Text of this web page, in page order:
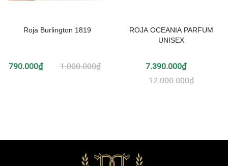
Roja Burlington 1819
790.000₫ 1.000.000₫
ROJA OCEANIA PARFUM
UNISEX
7.390.000₫
12.000.000₫